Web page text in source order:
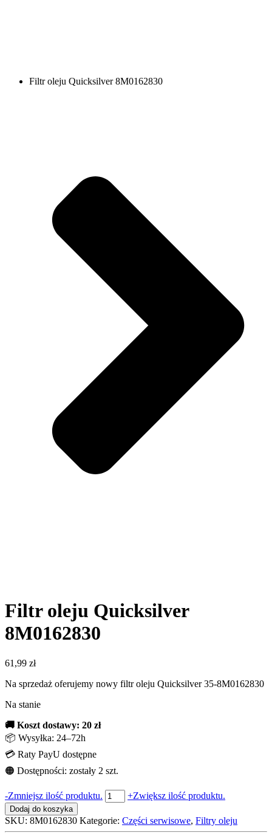
Filtr oleju Quicksilver 8M0162830
Filtr oleju Quicksilver
8M0162830
61,99 zł
Na sprzedaż oferujemy nowy filtr oleju Quicksilver 35-8M0162830
Na stanie
🚚 Koszt dostawy: 20 zł
📦 Wysyłka: 24–72h
💳 Raty PayU dostępne
🟠 Dostępności: zostały 2 szt.
-Zmniejsz ilość produktu. ilość
Filtr
oleju
Quicksilver
+Zwiększ ilość produktu.
Dodaj do koszyka
SKU: 8M0162830 Kategorie: Części serwisowe, Filtry oleju